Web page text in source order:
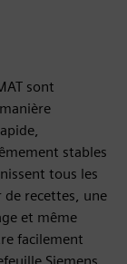
sont
stables
tous les
de recettes, une
et même
facilement
Siemens